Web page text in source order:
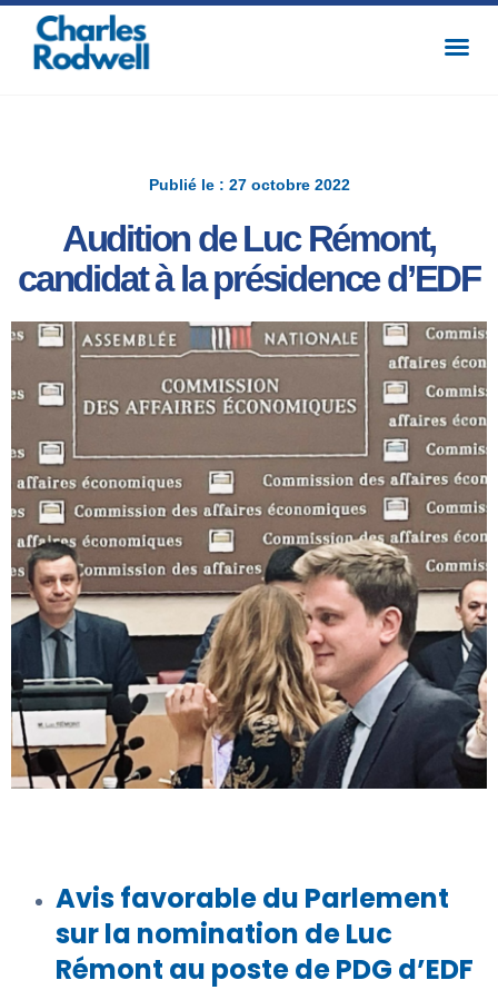
Publié le : 27 octobre 2022
Audition de Luc Rémont,
candidat à la présidence d’EDF
Avis favorable du Parlement
sur la nomination de Luc
Rémont au poste de PDG d’EDF